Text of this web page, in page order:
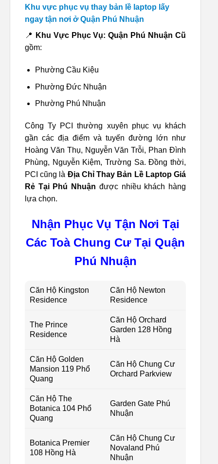
Khu vực phục vụ thay bản lề laptop lấy
ngay tận nơi ở Quận Phú Nhuận
📍
Khu Vực Phục Vụ: Quận Phú Nhuận Cũ
gồm:
Phường Cầu Kiệu
Phường Đức Nhuận
Phường Phú Nhuận
Công Ty PCI thường xuyên phục vụ khách
gần các địa điểm và tuyến đường lớn như
Hoàng Văn Thụ, Nguyễn Văn Trỗi, Phan Đình
Phùng, Nguyễn Kiệm, Trường Sa. Đồng thời,
PCI cũng là Địa Chỉ Thay Bản Lề Laptop Giá
Rẻ Tại Phú Nhuận được nhiều khách hàng
lựa chọn.
Nhận Phục Vụ Tận Nơi Tại
Các Toà Chung Cư Tại Quận
Phú Nhuận
Căn Hộ Kingston
Residence
Căn Hộ Newton
Residence
The Prince
Residence
Căn Hộ Orchard
Garden 128 Hồng
Hà
Căn Hộ Golden
Mansion 119 Phổ
Quang
Căn Hộ Chung Cư
Orchard Parkview
Căn Hộ The
Botanica 104 Phổ
Quang
Garden Gate Phú
Nhuận
Botanica Premier
108 Hồng Hà
Căn Hộ Chung Cư
Novaland Phú
Nhuận